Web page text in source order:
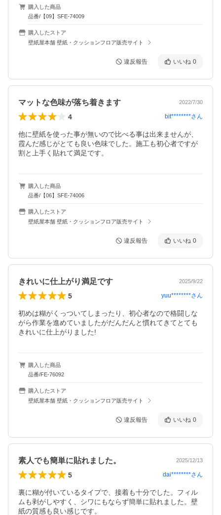
購入した商品
品番/【09】SFE-74009
購入したストア
壁紙屋本舗 壁紙・クッションフロア販売サイト
違反報告 いいね 0
マットな色味が落ち着きます 2022/7/30
4 bit********さん
他に壁紙を使った事が無いので比べる事は出来ませんが、
霞んだ感じがとても良い色味でした。施工も初心者ですが
割と上手く貼れて満足です。
購入した商品
品番/【06】SFE-74006
購入したストア
壁紙屋本舗 壁紙・クッションフロア販売サイト
違反報告 いいね 0
きれいに仕上がり満足です 2025/9/22
5 yuu********さん
初めは糊がくっついてしまったり、初心者なので格闘しな
がら作業を進めていましたがだんだんと慣れてきてとても
きれいに仕上がりました!
購入した商品
品番/FE-76092
購入したストア
壁紙屋本舗 壁紙・クッションフロア販売サイト
違反報告 いいね 0
素人でも簡単に貼れました。 2025/12/13
5 dai********さん
裏に糊が付いているタイプで、接着も十分でした。フィル
ムも剥がしやすく、シワにもならず簡単に貼れました。壁
紙の質感も良い感じです。